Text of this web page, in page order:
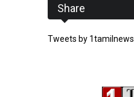
Share
Tweets by 1tamilnews